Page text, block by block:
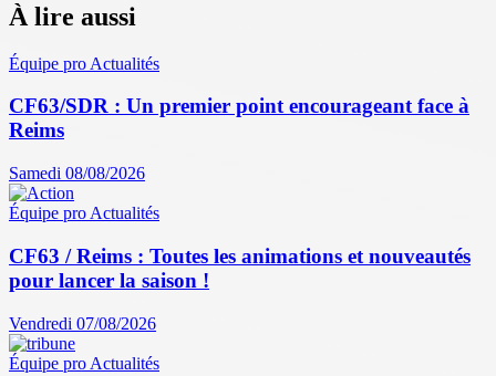
À lire aussi
Équipe pro Actualités
CF63/SDR : Un premier point encourageant face à
Reims
Samedi 08/08/2026
Équipe pro Actualités
CF63 / Reims : Toutes les animations et nouveautés
pour lancer la saison !
Vendredi 07/08/2026
Équipe pro Actualités